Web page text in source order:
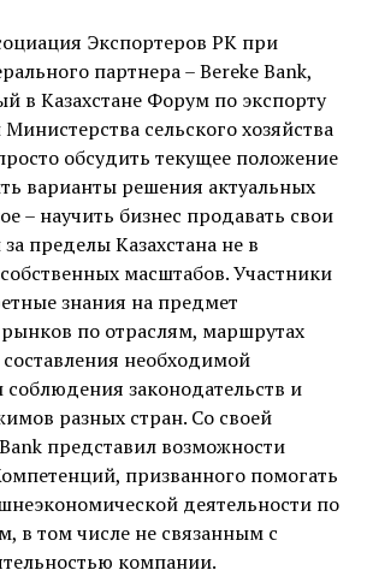
Экспортеров РК при
партнера – Bereke Bank,
в Казахстане Форум по экспорту
сельского хозяйства
обсудить текущее положение
варианты решения актуальных
– научить бизнес продавать свои
пределы Казахстана не в
масштабов. Участники
знания на предмет
по отраслям, маршрутах
необходимой
законодательств и
разных стран. Со своей
представил возможности
призванного помогать
деятельности по
в том числе не связанным с
компании.